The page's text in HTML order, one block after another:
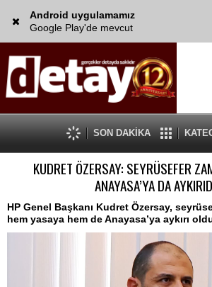
Android uygulamamız
Google Play'de mevcut
SON DAKİKA
KUDRET ÖZERSAY: SEYRÜSEFER
ANAYASA’YA DA
HP Genel Başkanı Kudret Özersay,
hem yasaya hem de Anayasa’ya aykırı